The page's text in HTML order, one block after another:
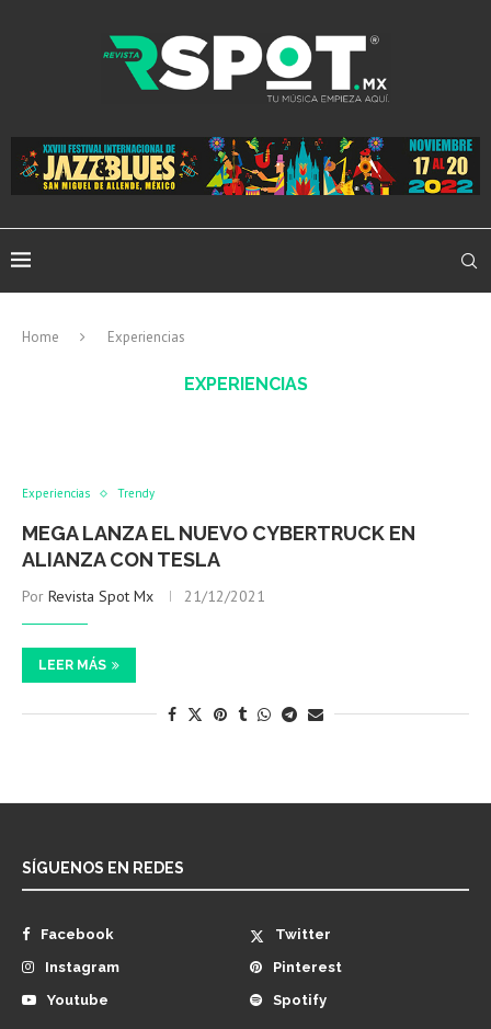
Home Experiencias
EXPERIENCIAS
Experiencias Trendy
MEGA LANZA EL NUEVO CYBERTRUCK EN
ALIANZA CON TESLA
Por Revista Spot Mx 21/12/2021
LEER MÁS
SÍGUENOS EN REDES
Facebook
Twitter
Instagram
Pinterest
Youtube
Spotify